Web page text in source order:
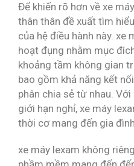
Để khiến rõ hơn về xe
thân thân đề xuất tìm
của hệ điều hành này. xe
hoạt đụng nhằm mục
khoảng tầm không gian
bao gồm khả năng kết
phân chia sẻ từ nhau.
giới hạn nghỉ, xe máy
thời cơ mang đến gia
xe máy lexam không